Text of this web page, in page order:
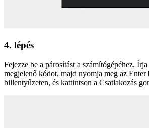
4. lépés
Fejezze be a párosítást a számítógépéhez.
megjelenő kódot, majd nyomja meg az Enter
billentyűzeten, és kattintson a Csatlakozás